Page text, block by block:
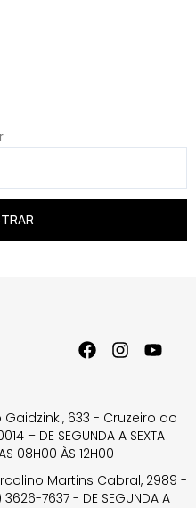
Gaidzinki, 633 - Cruzeiro do
– DE SEGUNDA A SEXTA
08H00 ÀS 12H00
Martins Cabral, 2989 -
7637 - DE SEGUNDA A